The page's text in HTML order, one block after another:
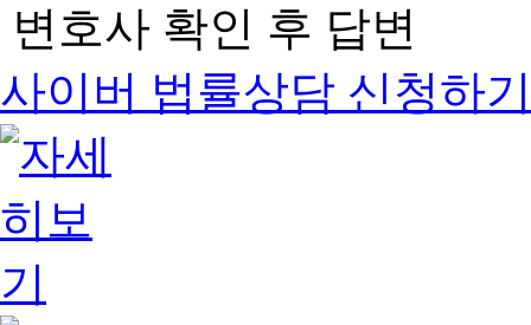
변호사 확인 후 답변
사이버 법률상담 신청하기